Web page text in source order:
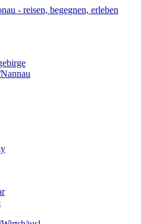
- reisen, begegnen, erleben